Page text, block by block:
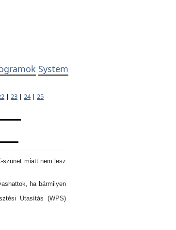
System
| 23 | 24| 25
szünet miatt nem lesz
ha bármilyen
Utasítás (WPS)